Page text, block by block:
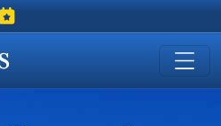
Θάσου
στη Χρυσή Ακτή
στη Θάσοστη Θάσο